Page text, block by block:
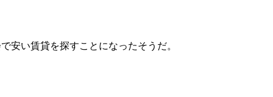
安い賃貸を探すことになったそうだ。